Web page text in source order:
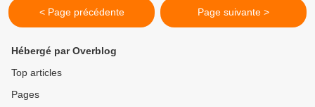
< Page précédente Page suivante >
Hébergé par Overblog
Top articles
Pages